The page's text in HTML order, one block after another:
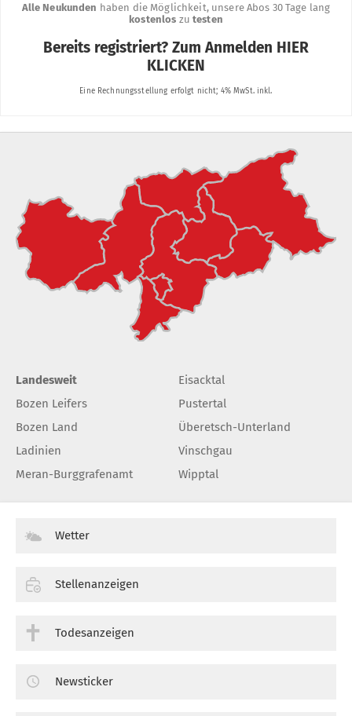
Landesweit
Bozen Leifers
Bozen Land
Ladinien
Meran-Burggrafenamt
Eisacktal
Pustertal
Überetsch-Unterland
Vinschgau
Wipptal
Wetter
Stellenanzeigen
Todesanzeigen
Newsticker